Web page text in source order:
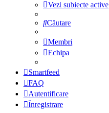
Vezi subiecte active
Căutare
Membri
Echipa
Smartfeed
FAQ
Autentificare
Înregistrare